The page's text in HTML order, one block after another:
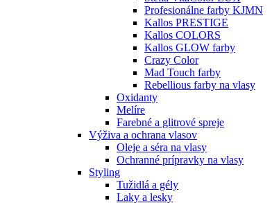
Profesionálne farby KJMN
Kallos PRESTIGE
Kallos COLORS
Kallos GLOW farby
Crazy Color
Mad Touch farby
Rebellious farby na vlasy
Oxidanty
Melíre
Farebné a glitrové spreje
Výživa a ochrana vlasov
Oleje a séra na vlasy
Ochranné prípravky na vlasy
Styling
Tužidlá a gély
Laky a lesky